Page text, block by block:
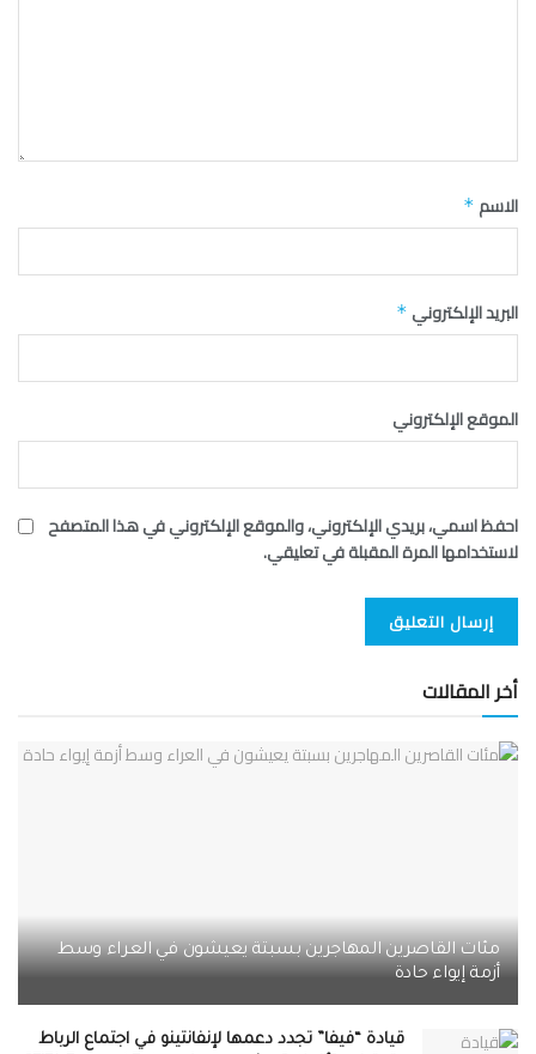
الاسم *
البريد الإلكتروني *
الموقع الإلكتروني
احفظ اسمي، بريدي الإلكتروني، والموقع الإلكتروني في هذا المتصفح
لاستخدامها المرة المقبلة في تعليقي.
أخر المقالات
مئات القاصرين المهاجرين بسبتة يعيشون في العراء وسط
أزمة إيواء حادة
قيادة “فيفا” تجدد دعمها لإنفانتينو في اجتماع الرباط